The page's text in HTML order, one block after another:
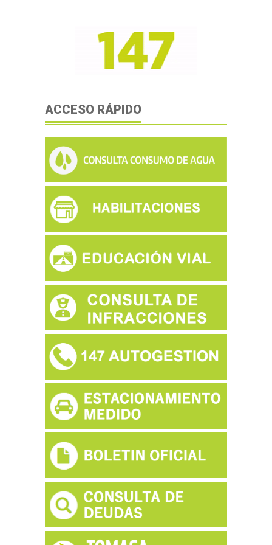
ACCESO RÁPIDO